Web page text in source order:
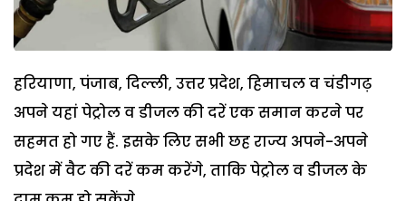
हरियाणा, पंजाब, दिल्ली, उत्तर प्रदेश, हिमाचल व चंडीगढ़
अपने यहां पेट्रोल व डीजल की दरें एक समान करने पर
सहमत हो गए हैं. इसके लिए सभी छह राज्य अपने-अपने
प्रदेश में वैट की दरें कम करेंगे, ताकि पेट्रोल व डीजल के